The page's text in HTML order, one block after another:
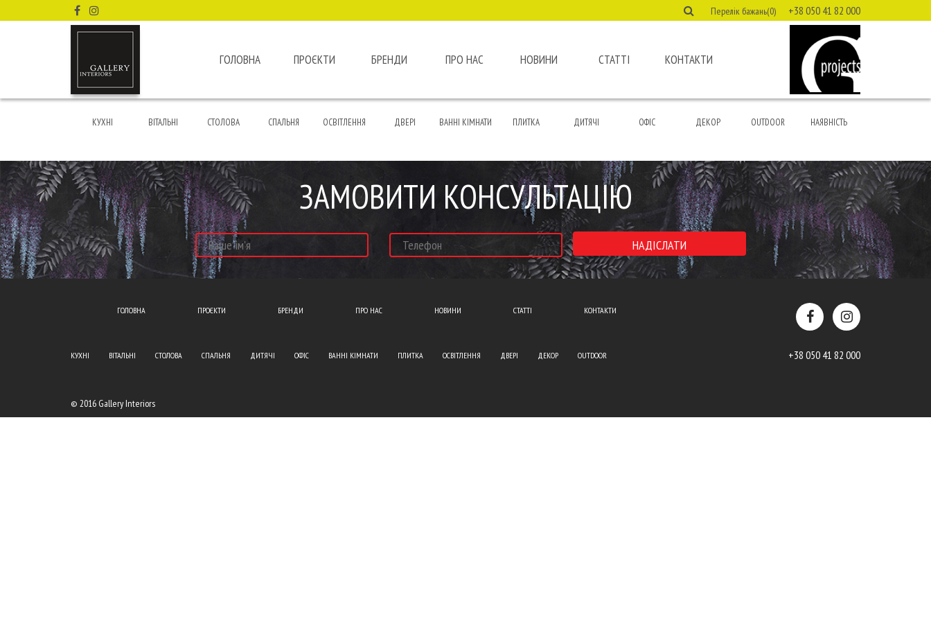
Перелік бажань(0) +38 050 41 82 000
ГОЛОВНА ПРОЄКТИ БРЕНДИ ПРО НАС НОВИНИ СТАТТІ КОНТАКТИ
КУХНІ ВІТАЛЬНІ СТОЛОВА СПАЛЬНЯ ОСВІТЛЕННЯ ДВЕРІ ВАННІ КІМНАТИ ПЛИТКА ДИТЯЧІ ОФІС ДЕКОР OUTDOOR НАЯВНІСТЬ
ЗАМОВИТИ КОНСУЛЬТАЦІЮ
ГОЛОВНА ПРОЄКТИ БРЕНДИ ПРО НАС НОВИНИ СТАТТІ КОНТАКТИ
КУХНІ ВІТАЛЬНІ СТОЛОВА СПАЛЬНЯ ДИТЯЧІ ОФІС ВАННІ КІМНАТИ ПЛИТКА ОСВІТЛЕННЯ ДВЕРІ ДЕКОР OUTDOOR +38 050 41 82 000
© 2016 Gallery Interiors